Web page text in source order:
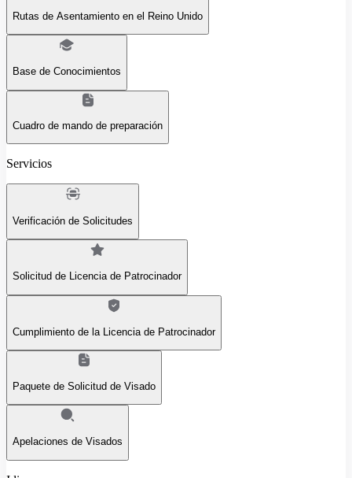
Rutas de Asentamiento en el Reino Unido
Base de Conocimientos
Cuadro de mando de preparación
Servicios
Verificación de Solicitudes
Solicitud de Licencia de Patrocinador
Cumplimiento de la Licencia de Patrocinador
Paquete de Solicitud de Visado
Apelaciones de Visados